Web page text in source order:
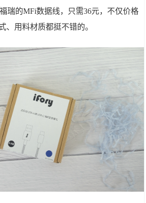
瑞的MFi数据线，只需36元，不仅价格
、用料材质都挺不错的。